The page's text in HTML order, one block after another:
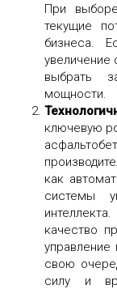
При
текущие
бизнеса.
увеличение
выбрать
мощности.
ключевую
как
системы
качество
свою
силу и